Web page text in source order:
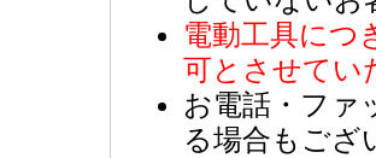
電動工具につ
可とさせてい
お電話・ファ
る場合もござ